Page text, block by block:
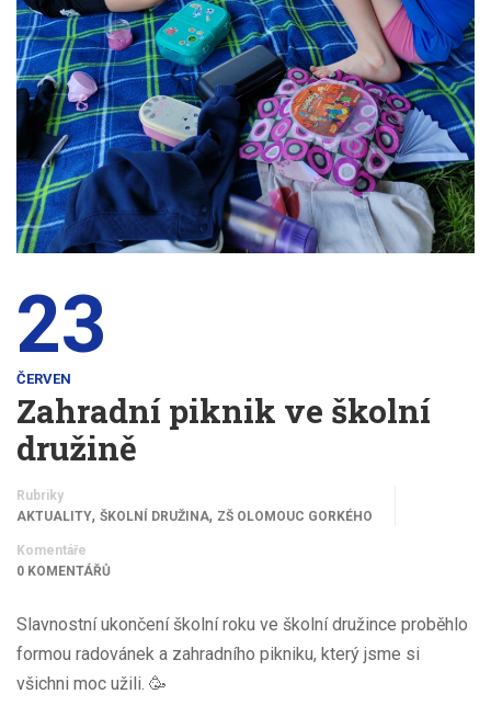
23
ČERVEN
Zahradní piknik ve školní
družině
Rubriky
AKTUALITY, ŠKOLNÍ DRUŽINA, ZŠ OLOMOUC GORKÉHO
Komentáře
0 KOMENTÁŘŮ
Slavnostní ukončení školní roku ve školní družince proběhlo
formou radovánek a zahradního pikniku, který jsme si
všichni moc užili. 🥳